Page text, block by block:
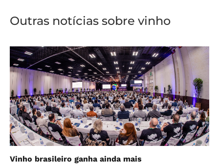
Outras notícias sobre vinho
Vinho brasileiro ganha ainda mais